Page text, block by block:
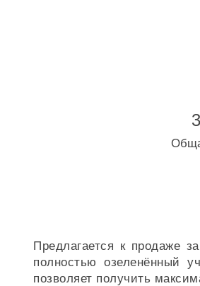
Предлагается к продаже
полностью озеленённый
позволяет получить